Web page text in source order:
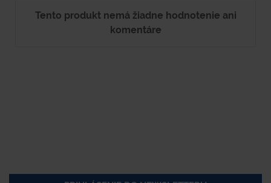
Tento produkt nemá žiadne hodnotenie ani
komentáre